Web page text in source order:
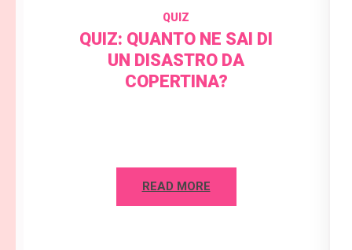
QUIZ
QUIZ: QUANTO NE SAI DI
UN DISASTRO DA
COPERTINA?
READ MORE